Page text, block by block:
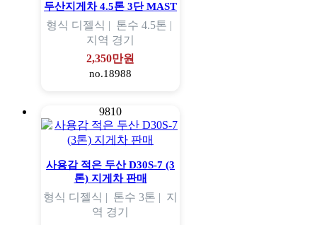
두산지게차 4.5톤 3단 MAST
형식 디젤식 | 톤수 4.5톤 |
지역 경기
2,350만원
no.18988
9810
사용감 적은 두산 D30S-7 (3
톤) 지게차 판매
형식 디젤식 | 톤수 3톤 | 지
역 경기